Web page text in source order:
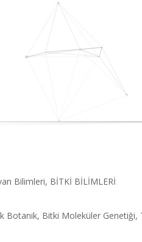
Bilimleri, BİTKİ BİLİMLERİ
Botanik, Bitki Moleküler Genetiği,